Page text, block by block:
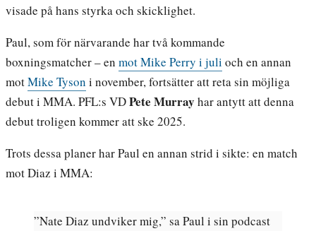
visade på hans styrka och skicklighet.
Paul, som för närvarande har två kommande
boxningsmatcher – en mot Mike Perry i juli och en annan
motMike Tyson i november, fortsätter att reta sin möjliga
debut i MMA. PFL:s VDPete Murray har antytt att denna
debut troligen kommer att ske 2025.
Trots dessa planer har Paul en annan strid i sikte: en match
mot Diaz i MMA:
”Nate Diaz undviker mig,” sa Paul i sin podcast